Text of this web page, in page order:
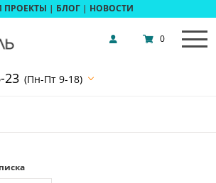
ПРОЕКТЫ | БЛОГ | НОВОСТИ
23 (Пн-Пт 9-18)
0